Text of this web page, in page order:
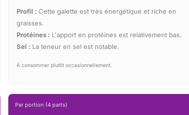
Profil : Cette galette est très énergétique et riche en
graisses.
Protéines : L'apport en protéines est relativement bas.
Sel : La teneur en sel est notable.
À consommer plutôt occasionnellement.
Par portion (4 parts)